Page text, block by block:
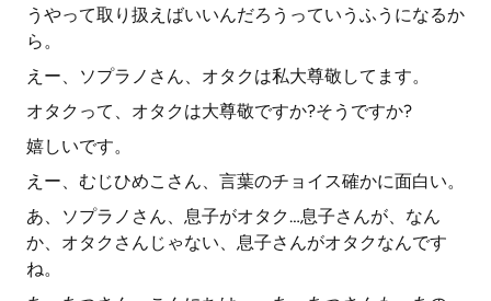
うやって取り扱えばいいんだろうっていうふうになるか
ら。
えー、ソプラノさん、オタクは私大尊敬してます。
オタクって、オタクは大尊敬ですか?そうですか?
嬉しいです。
えー、むじひめこさん、言葉のチョイス確かに面白い。
あ、ソプラノさん、息子がオタク…息子さんが、なん
か、オタクさんじゃない、息子さんがオタクなんです
ね。